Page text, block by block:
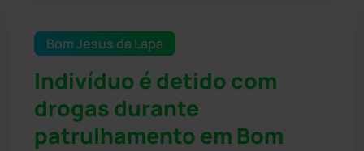
Bom Jesus da Lapa
Indivíduo é detido com
drogas durante
patrulhamento em Bom